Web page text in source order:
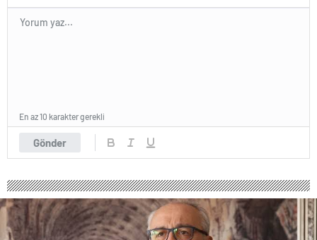
Gönder
En az 10 karakter gerekli